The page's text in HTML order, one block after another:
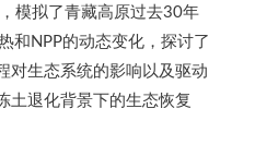
模拟了青藏高原过去30年
和NPP的动态变化，探讨了
对生态系统的影响以及驱动
土退化背景下的生态恢复